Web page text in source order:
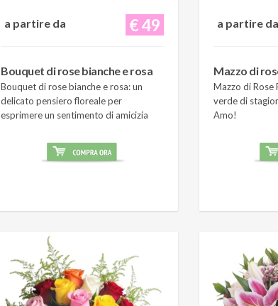
€ 49
a partire da
Bouquet di rose bianche e rosa
Bouquet di rose bianche e rosa: un
delicato pensiero floreale per
esprimere un sentimento di amicizia
a partire da
Mazzo di
Mazzo di Rose
verde di
Amo!